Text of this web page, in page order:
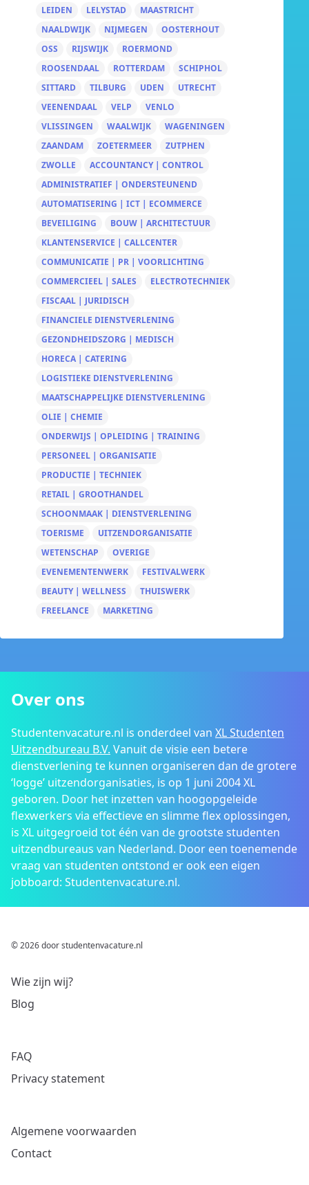
LEIDEN
LELYSTAD
MAASTRICHT
NAALDWIJK
NIJMEGEN
OOSTERHOUT
OSS
RIJSWIJK
ROERMOND
ROOSENDAAL
ROTTERDAM
SCHIPHOL
SITTARD
TILBURG UDEN
UTRECHT
VEENENDAAL
VELP
VENLO
VLISSINGEN
WAALWIJK
WAGENINGEN
ZAANDAM
ZOETERMEER
ZUTPHEN
ZWOLLE
ACCOUNTANCY | CONTROL
ADMINISTRATIEF | ONDERSTEUNEND
AUTOMATISERING | ICT | ECOMMERCE
BEVEILIGING
BOUW | ARCHITECTUUR
KLANTENSERVICE | CALLCENTER
COMMUNICATIE | PR | VOORLICHTING
COMMERCIEEL | SALES
ELECTROTECHNIEK
FISCAAL | JURIDISCH
FINANCIELE DIENSTVERLENING
GEZONDHEIDSZORG | MEDISCH
HORECA | CATERING
LOGISTIEKE DIENSTVERLENING
MAATSCHAPPELIJKE DIENSTVERLENING
OLIE | CHEMIE
ONDERWIJS | OPLEIDING | TRAINING
PERSONEEL | ORGANISATIE
PRODUCTIE | TECHNIEK
RETAIL | GROOTHANDEL
SCHOONMAAK | DIENSTVERLENING
TOERISME
UITZENDORGANISATIE
WETENSCHAP
OVERIGE
EVENEMENTENWERK
FESTIVALWERK
BEAUTY | WELLNESS
THUISWERK
FREELANCE
MARKETING
Over ons
Studentenvacature.nl is onderdeel van XL Studenten
Uitzendbureau B.V. Vanuit de visie een betere
dienstverlening te kunnen organiseren dan de grotere
‘logge’ uitzendorganisaties, is op 1 juni 2004 XL
geboren. Door het inzetten van hoogopgeleide
flexwerkers via effectieve en slimme flex oplossingen,
is XL uitgegroeid tot één van de grootste studenten
uitzendbureaus van Nederland. Door een toenemende
vraag van studenten ontstond er ook een eigen
jobboard: Studentenvacature.nl.
© 2026 door studentenvacature.nl
Wie zijn wij?
Blog
FAQ
Privacy statement
Algemene voorwaarden
Contact